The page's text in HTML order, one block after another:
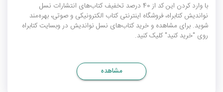
با وارد کردن این کد از 40 درصد تخفیف کتاب‌های انتشارات نسل
نواندیش کتابراه، فروشگاه اینترنتی کتاب الکترونیکی و صوتی، بهره‌مند
شوید. برای مشاهده و خرید کتاب‌های نسل نواندیش در وبسایت کتابراه
روی "خرید کنید" کلیک کنید.
مشاهده